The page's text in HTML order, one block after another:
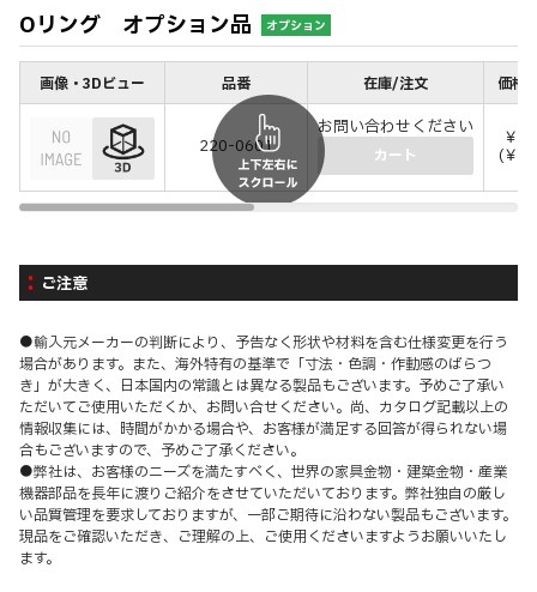
Oリング オプション品 オプション
画像・3Dビュー 品番 在庫/注文 価格(
220-0601
お問い合わせください
カート
￥
(￥
ご注意
●輸入元メーカーの判断により、予告なく形状や材料を含む仕様変更を行う
場合があります。また、海外特有の基準で「寸法・色調・作動感のばらつ
き」が大きく、日本国内の常識とは異なる製品もございます。予めご了承い
ただいてご使用いただくか、お問い合せください。尚、カタログ記載以上の
情報収集には、時間がかかる場合や、お客様が満足する回答が得られない場
合もございますので、予めご了承ください。
●弊社は、お客様のニーズを満たすべく、世界の家具金物・建築金物・産業
機器部品を長年に渡りご紹介をさせていただいております。弊社独自の厳し
い品質管理を要求しておりますが、一部ご期待に沿わない製品もございます。
現品をご確認いただき、ご理解の上、ご使用くださいますようお願いいたし
ます。